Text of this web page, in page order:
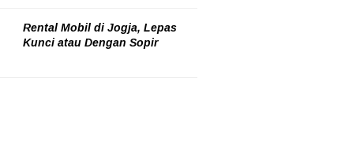
Rental Mobil di Jogja, Lepas
Kunci atau Dengan Sopir